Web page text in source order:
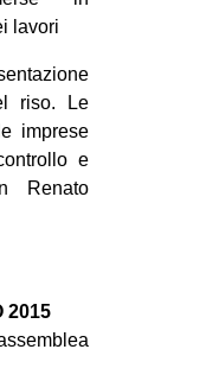
lavori
riso. Le
imprese
e
Renato
2015